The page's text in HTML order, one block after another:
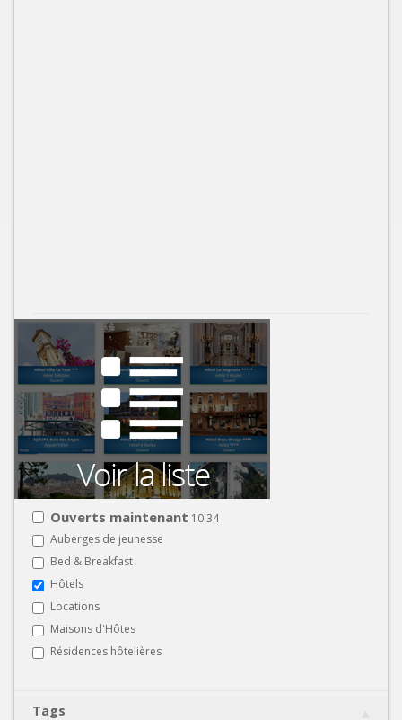
Ouverts maintenant 10:34
Auberges de jeunesse
Bed & Breakfast
Hôtels
Locations
Maisons d'Hôtes
Résidences hôtelières
Tags